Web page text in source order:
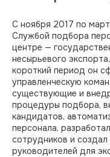
С ноября 2017 по
Службой подбора
центре —
несырьевого
короткий период он
управленческую
существующие и
процедуры подбора,
кандидатов,
персонала,
сотрудников и
руководителей для